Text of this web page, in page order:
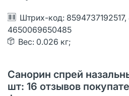
Штрих-код:
4650069650485
Вес: 0.026 кг;
Санорин спрей
шт: 16 отзывов